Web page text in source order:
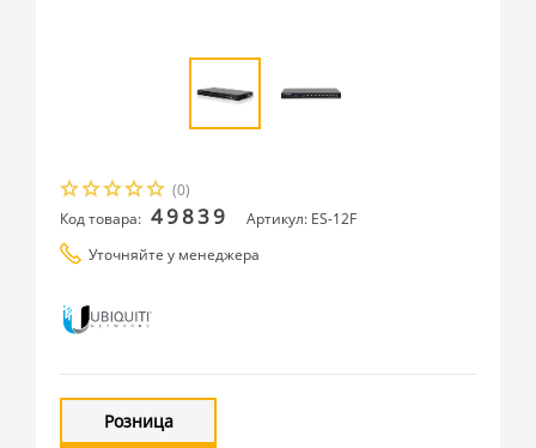
(0)
Код товара: 49839
Артикул: ES-12F
Уточняйте у менеджера
Розница